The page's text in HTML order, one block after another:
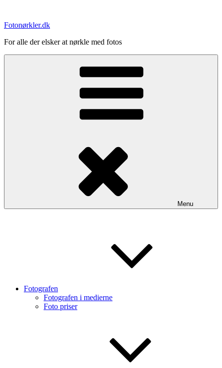
indhold
Fotonørkler.dk
For alle der elsker at nørkle med fotos
Menu
Fotografen
Fotografen i medierne
Foto priser